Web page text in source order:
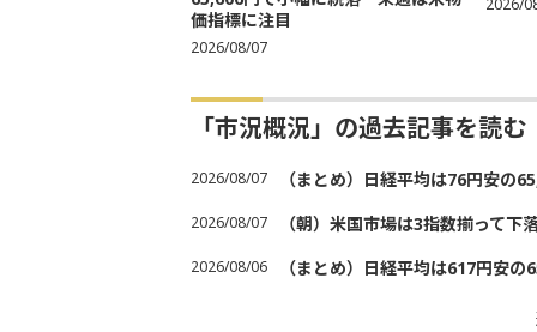
価指標に注目
2026/08/07
2026/
「市況概況」の過去記事を読む
2026/08/07 （まとめ）日経平均は76円安
2026/08/07 （朝）米国市場は3指数揃って
2026/08/06 （まとめ）日経平均は617円安